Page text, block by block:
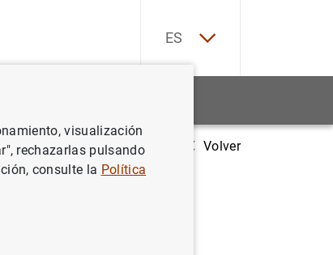
ES
celebra su primera Conferencia Anual de Investigación
Volver
visualización
rechazarlas pulsando
consulte la Política